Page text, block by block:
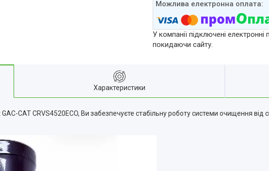
У компанії підключені
покидаючи сайту.
Характеристики
CAT CRVS4520ECO, Ви забезпечуєте стабільну роботу системи очищення